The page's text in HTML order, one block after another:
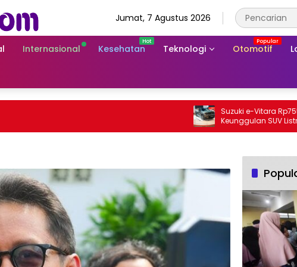
Jumat, 7 Agustus 2026
Internasional Kesehatan Teknologi Otomotif
Suzuki e-Vitara Rp755
Keunggulan SUV Listrik